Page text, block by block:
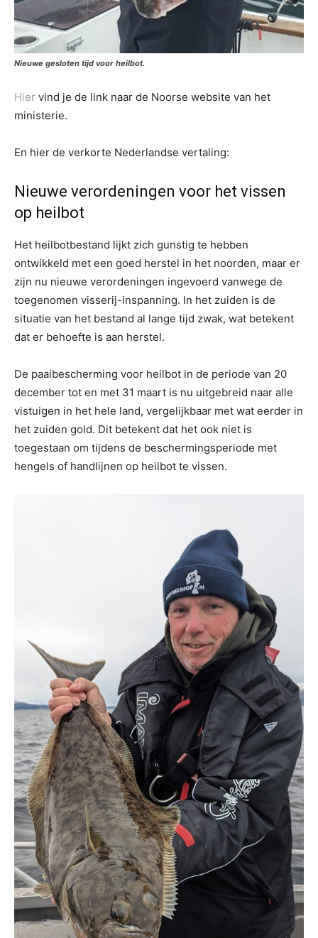
Nieuwe gesloten tijd voor heilbot.
Hier vind je de link naar de Noorse website van het
ministerie.
En hier de verkorte Nederlandse vertaling:
Nieuwe verordeningen voor het vissen
op heilbot
Het heilbotbestand lijkt zich gunstig te hebben
ontwikkeld met een goed herstel in het noorden, maar er
zijn nu nieuwe verordeningen ingevoerd vanwege de
toegenomen visserij-inspanning. In het zuiden is de
situatie van het bestand al lange tijd zwak, wat betekent
dat er behoefte is aan herstel.
De paaibescherming voor heilbot in de periode van 20
december tot en met 31 maart is nu uitgebreid naar alle
vistuigen in het hele land, vergelijkbaar met wat eerder in
het zuiden gold. Dit betekent dat het ook niet is
toegestaan om tijdens de beschermingsperiode met
hengels of handlijnen op heilbot te vissen.